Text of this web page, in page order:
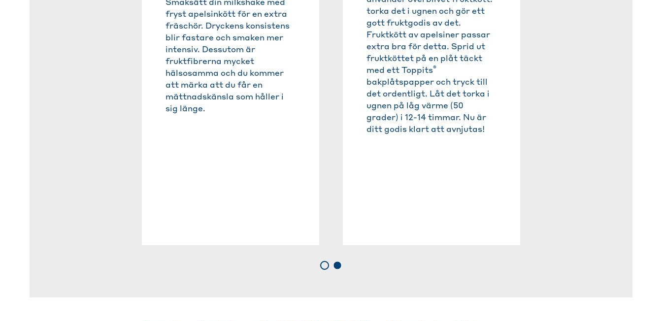
Smaksätt din milkshake med
fryst apelsinkött för en extra
fräschör. Dryckens konsistens
blir fastare och smaken mer
intensiv. Dessutom är
fruktfibrerna mycket
hälsosamma och du kommer
att märka att du får en
mättnadskänsla som håller i
sig länge.
torka det i ugnen och gör ett
gott fruktgodis av det.
Fruktkött av apelsiner passar
extra bra för detta. Sprid ut
fruktköttet på en plåt täckt
med ett Toppits®
bakplåtspapper och tryck till
det ordentligt. Låt det torka i
ugnen på låg värme (50
grader) i 12-14 timmar. Nu är
ditt godis klart att avnjutas!